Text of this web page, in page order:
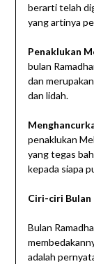
berarti telah
yang artinya
Penaklukan
bulan
dan
dan lidah.
penaklukan
yang tegas
kepada siapa
Ciri-ciri Bulan
Bulan
adalah